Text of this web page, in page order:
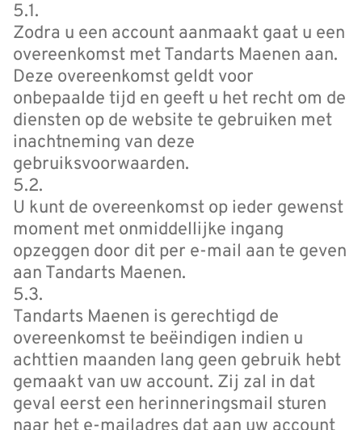
5.1.
Zodra u een account aanmaakt gaat u een
overeenkomst met Tandarts Maenen aan.
Deze overeenkomst geldt voor
onbepaalde tijd en geeft u het recht om de
diensten op de website te gebruiken met
inachtneming van deze
gebruiksvoorwaarden.
5.2.
U kunt de overeenkomst op ieder gewenst
moment met onmiddellijke ingang
opzeggen door dit per e-mail aan te geven
aan Tandarts Maenen.
5.3.
Tandarts Maenen is gerechtigd de
overeenkomst te beëindigen indien u
achttien maanden lang geen gebruik hebt
gemaakt van uw account. Zij zal in dat
geval eerst een herinneringsmail sturen